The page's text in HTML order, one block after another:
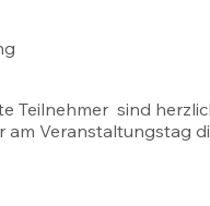
Teilnehmer sind
am Veranstaltungstag